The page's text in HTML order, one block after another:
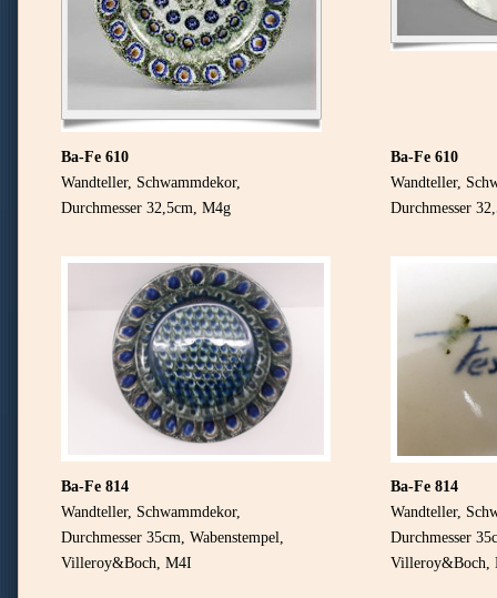
Ba-Fe 610
Wandteller, Schwammdekor,
Durchmesser 32,5cm, M4g
Ba-Fe 610
Wandteller,
Durchmesser
Ba-Fe 814
Wandteller, Schwammdekor,
Durchmesser 35cm, Wabenstempel,
Villeroy&Boch, M4I
Ba-Fe 814
Wandteller,
Durchmesser
Villeroy&Boch,